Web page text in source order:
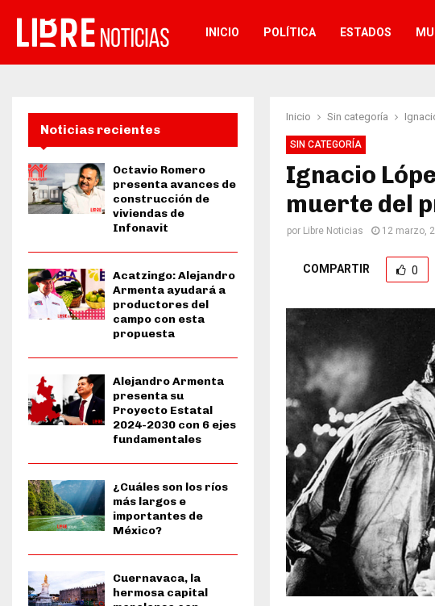
INICIO POLÍTICA ESTADOS
Inicio Sin categoría
SIN CATEGORÍA
Ignacio
muerte del
por Libre Noticias 12 marzo,
COMPARTIR 0
Noticias recientes
Octavio Romero
presenta avances de
construcción de
viviendas de
Infonavit
Acatzingo: Alejandro
Armenta ayudará a
productores del
campo con esta
propuesta
Alejandro Armenta
presenta su
Proyecto Estatal
2024-2030 con 6 ejes
fundamentales
¿Cuáles son los ríos
más largos e
importantes de
México?
Cuernavaca, la
hermosa capital